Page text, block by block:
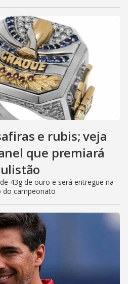
e rubis; veja
que premiará
43g de ouro e será entregue na
do campeonato